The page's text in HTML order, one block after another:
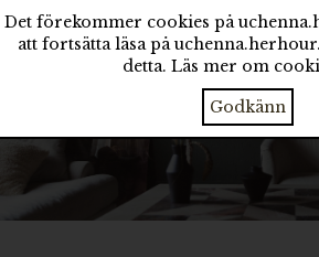
Det förekommer cookies på
att fortsätta läsa på
detta. Läs mer om
Godkänn